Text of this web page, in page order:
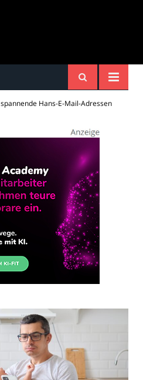
Spiele,
Hans-E-Mail-Adressen